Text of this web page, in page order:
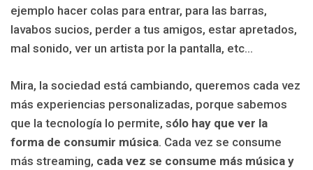
ejemplo hacer colas para entrar, para las barras,
lavabos sucios, perder a tus amigos, estar apretados,
mal sonido, ver un artista por la pantalla, etc…
Mira, la sociedad está cambiando, queremos cada vez
más experiencias personalizadas, porque sabemos
que la tecnología lo permite, sólo hay que ver la
forma de consumir música. Cada vez se consume
más streaming, cada vez se consume más música y